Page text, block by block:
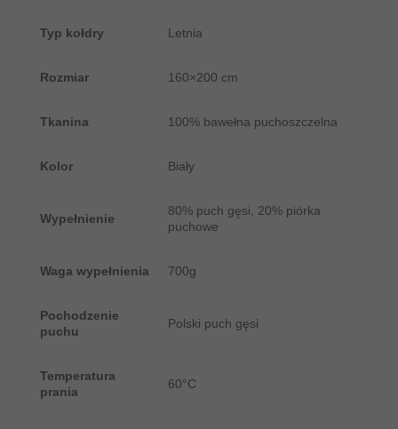
Typ kołdry Letnia
Rozmiar 160×200 cm
Tkanina 100% bawełna puchoszczelna
Kolor Biały
Wypełnienie
80% puch gęsi, 20% piórka
puchowe
Waga wypełnienia 700g
Pochodzenie
puchu
Polski puch gęsi
Temperatura
prania
60°C